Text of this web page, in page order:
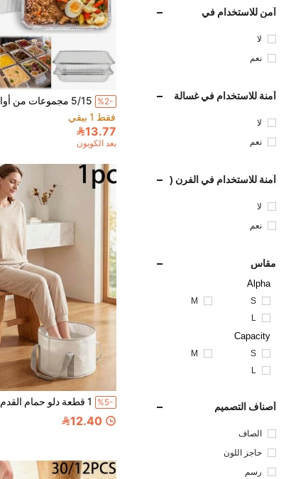
آمن للاستخدام في
لا
نعم
آمنة للاستخدام في غسالة
لا
نعم
آمنة للاستخدام في الفرن (
لا
نعم
مقاس
Alpha
S
M
L
Capacity
S
M
L
أصناف التصميم
الصاف
حاجز اللون
رسم
%2-
فقط 1 بيقي
13.77
بعد الكوبون
%5-
12.40